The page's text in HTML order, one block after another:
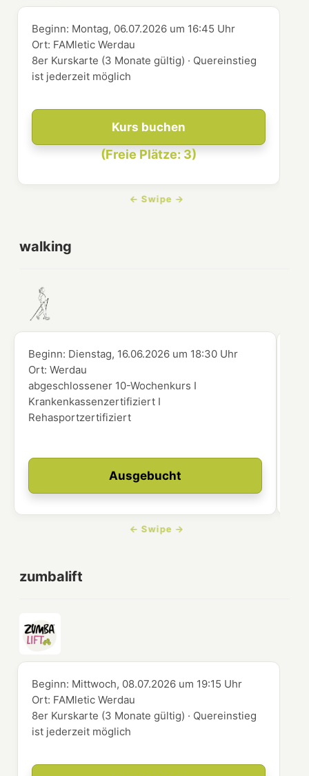
Kurs buchen
(Freie Plätze: 3)
Beginn: Montag, 06.07.2026 um 16:45 Uhr
Ort: FAMletic Werdau
8er Kurskarte (3 Monate gültig) · Quereinstieg
ist jederzeit möglich
walking
Ausgebucht
Beginn: Dienstag, 16.06.2026 um 18:30 Uhr
Ort:Werdau
abgeschlossener 10-Wochenkurs I
Krankenkassenzertifiziert I
Rehasportzertifiziert
zumbalift
Beginn: Mittwoch, 08.07.2026 um 19:15 Uhr
Ort: FAMletic Werdau
8er Kurskarte (3 Monate gültig) · Quereinstieg
ist jederzeit möglich